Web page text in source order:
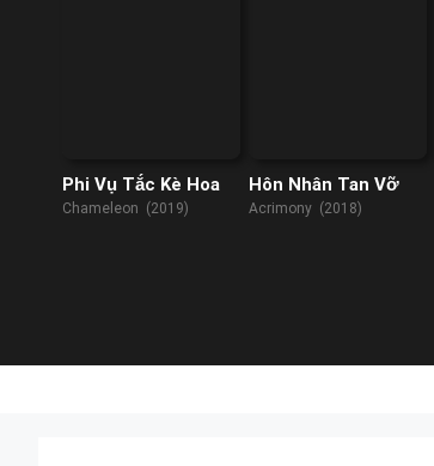
Phi Vụ Tắc Kè Hoa
Chameleon (2019)
Hôn Nhân Tan Vỡ
Acrimony (2018)